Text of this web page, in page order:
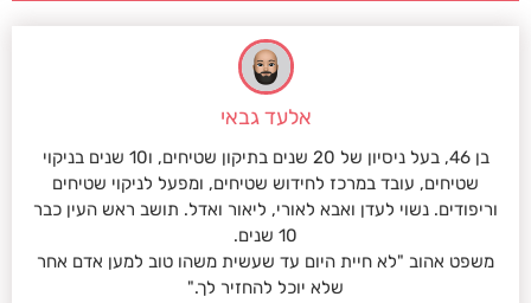
אלעד גבאי
בן 46, בעל ניסיון של 20 שנים בתיקון שטיחים, ו10 שנים בניקוי
שטיחים, עובד במרכז לחידוש שטיחים, ומפעל לניקוי שטיחים
וריפודים. נשוי לעדן ואבא לאורי, ליאור ואדל. תושב ראש העין כבר
10 שנים.
משפט אהוב "לא חיית היום עד שעשית משהו טוב למען אדם אחר
שלא יוכל להחזיר לך."